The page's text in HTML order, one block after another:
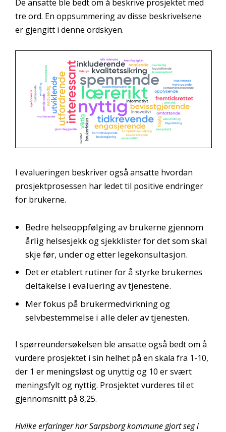
De ansatte ble bedt om å beskrive prosjektet med
tre ord. En oppsummering av disse beskrivelsene
er gjengitt i denne ordskyen.
I evalueringen beskriver også ansatte hvordan
prosjektprosessen har ledet til positive endringer
for brukerne.
Bedre helseoppfølging av brukerne gjennom
årlig helsesjekk og sjekklister for det som skal
skje før, under og etter legekonsultasjon.
Det er etablert rutiner for å styrke brukernes
deltakelse i evaluering av tjenestene.
Mer fokus på brukermedvirkning og
selvbestemmelse i alle deler av tjenesten.
I spørreundersøkelsen ble ansatte også bedt om å
vurdere prosjektet i sin helhet på en skala fra 1-10,
der 1 er meningsløst og unyttig og 10 er svært
meningsfylt og nyttig. Prosjektet vurderes til et
gjennomsnitt på 8,25.
Hvilke erfaringer har Sarpsborg kommune gjort seg i